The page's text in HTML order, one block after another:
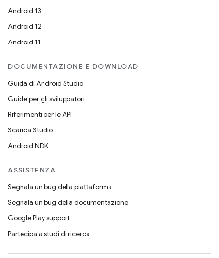
Android 13
Android 12
Android 11
DOCUMENTAZIONE E DOWNLOAD
Guida di Android Studio
Guide per gli sviluppatori
Riferimenti per le API
Scarica Studio
Android NDK
ASSISTENZA
Segnala un bug della piattaforma
Segnala un bug della documentazione
Google Play support
Partecipa a studi di ricerca